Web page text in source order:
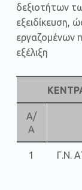
δεξιοτήτων
εξειδίκευση,
εργαζομένων
εξέλιξη
Α/
Α
1 Γ.Ν.